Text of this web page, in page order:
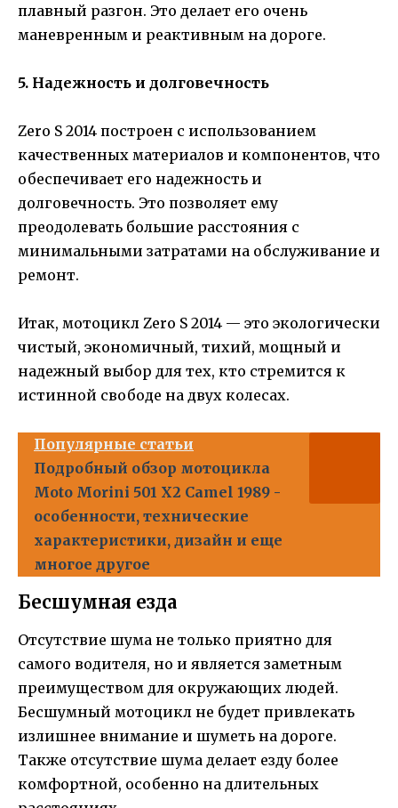
плавный разгон. Это делает его очень
маневренным и реактивным на дороге.
5. Надежность и долговечность
Zero S 2014 построен с использованием
качественных материалов и компонентов, что
обеспечивает его надежность и
долговечность. Это позволяет ему
преодолевать большие расстояния с
минимальными затратами на обслуживание и
ремонт.
Итак, мотоцикл Zero S 2014 — это экологически
чистый, экономичный, тихий, мощный и
надежный выбор для тех, кто стремится к
истинной свободе на двух колесах.
Популярные статьи
Подробный обзор мотоцикла
Moto Morini 501 X2 Camel 1989 -
особенности, технические
характеристики, дизайн и еще
многое другое
Бесшумная езда
Отсутствие шума не только приятно для
самого водителя, но и является заметным
преимуществом для окружающих людей.
Бесшумный мотоцикл не будет привлекать
излишнее внимание и шуметь на дороге.
Также отсутствие шума делает езду более
комфортной, особенно на длительных